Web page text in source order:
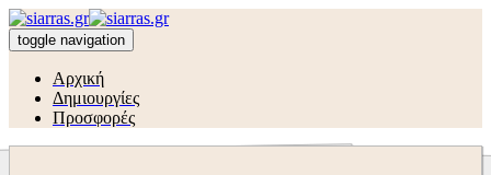
toggle navigation
Αρχική
Δημιουργίες
Προσφορές